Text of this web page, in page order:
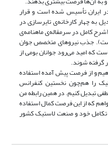
ایران تأسیس شده است و قرار
به چهار کارخانه‌ی تایرسازی در
کامل در سرمقاله‌ی ماهنامه‌ی
1395 آمده است). جذب نیروهای متخصص جوان
که امید می‌رود جوانان بومی از
گرفته شوند.
و از فرصت پیش آمده استفاده
را هم‌چون نخستین کنفرانس
تبدیل کنیم. در همین رابطه من
که از این فرصت کمال استفاده
تکامل خود و صنعت لاستیک کشور